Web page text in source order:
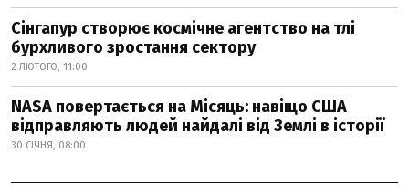
Сінгапур створює космічне агентство на тлі
бурхливого зростання сектору
2 ЛЮТОГО, 11:00
NASA повертається на Місяць: навіщо США
відправляють людей найдалі від Землі в історії
30 СІЧНЯ, 08:00